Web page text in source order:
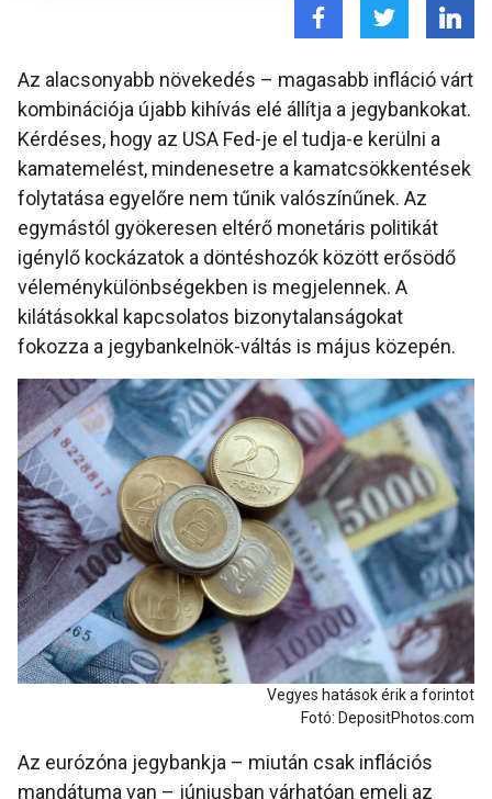
Az alacsonyabb növekedés – magasabb infláció várt
kombinációja újabb kihívás elé állítja a jegybankokat.
Kérdéses, hogy az USA Fed-je el tudja-e kerülni a
kamatemelést, mindenesetre a kamatcsökkentések
folytatása egyelőre nem tűnik valószínűnek. Az
egymástól gyökeresen eltérő monetáris politikát
igénylő kockázatok a döntéshozók között erősödő
véleménykülönbségekben is megjelennek. A
kilátásokkal kapcsolatos bizonytalanságokat
fokozza a jegybankelnök-váltás is május közepén.
Vegyes hatások érik a forintot
Fotó: DepositPhotos.com
Az eurózóna jegybankja – miután csak inflációs
mandátuma van – júniusban várhatóan emeli az